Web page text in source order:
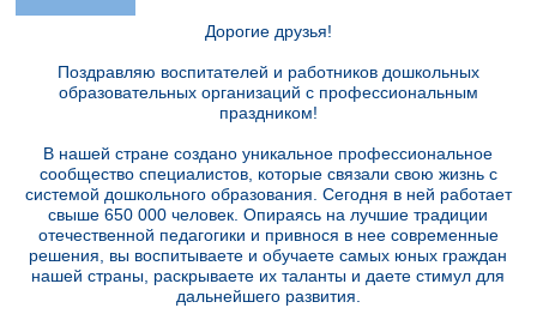
Дорогие друзья!
Поздравляю воспитателей и работников дошкольных
образовательных организаций с профессиональным
праздником!
В нашей стране создано уникальное профессиональное
сообщество специалистов, которые связали свою жизнь с
системой дошкольного образования. Сегодня в ней работает
свыше 650 000 человек. Опираясь на лучшие традиции
отечественной педагогики и привнося в нее современные
решения, вы воспитываете и обучаете самых юных граждан
нашей страны, раскрываете их таланты и даете стимул для
дальнейшего развития.